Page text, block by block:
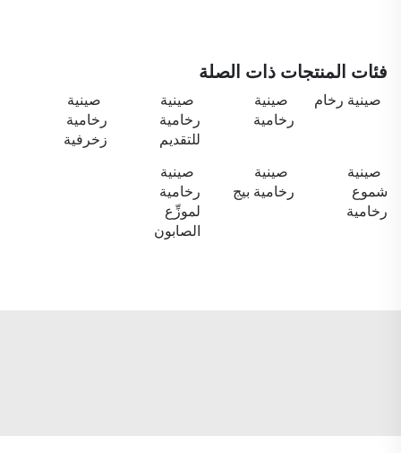
فئات المنتجات ذات الصلة
صينية رخام
صينية
رخامية
صينية
رخامية
للتقديم
صينية
رخامية
زخرفية
صينية
شموع
رخامية
صينية
رخامية بيج
صينية
رخامية
لموزِّع
الصابون